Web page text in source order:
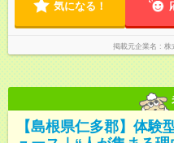
気になる！
掲載元企業名 株
【島根県仁多郡】体験